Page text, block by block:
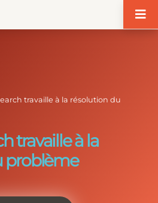
travaille à la résolution du
travaille à la
problème